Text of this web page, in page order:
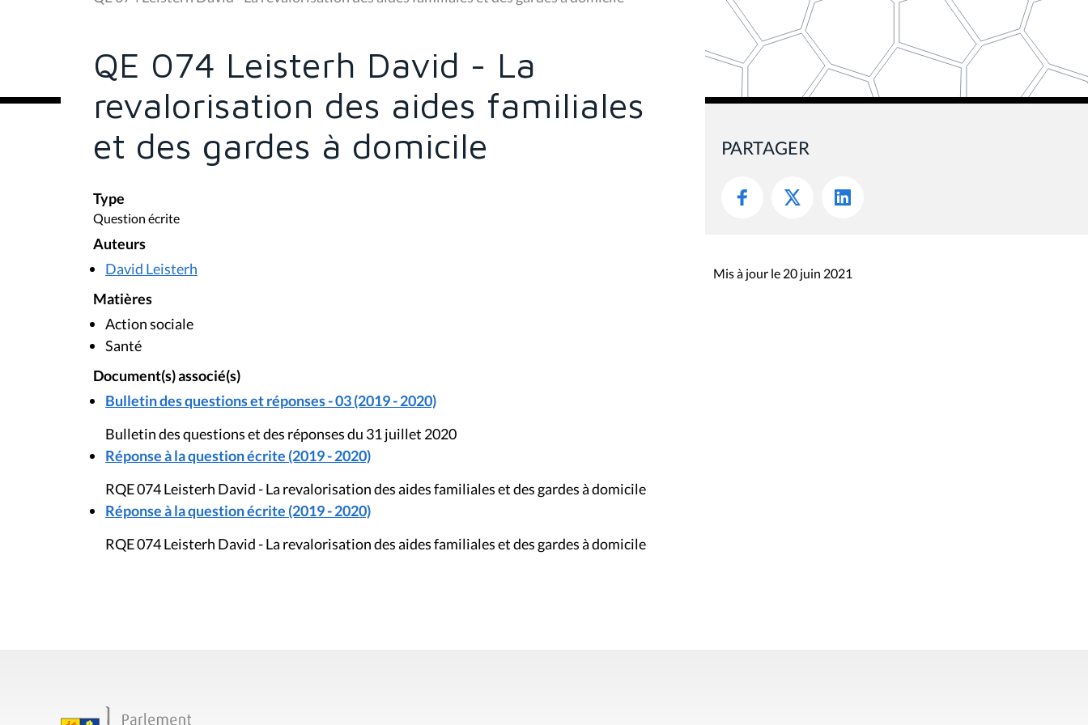
s
sQE 074 Leisterh David - La
revalorisation des aides familiales
et des gardes à domicile
Type
Question écrite
Auteurs
David Leisterh
Matières
Action sociale
Santé
Document(s) associé(s)
Bulletin des questions et réponses - 03 (2019 - 2020)
Bulletin des questions et des réponses du 31 juillet 2020
Réponse à la question écrite (2019 - 2020)
RQE 074 Leisterh David - La revalorisation des aides familiales et des gardes à domicile
Réponse à la question écrite (2019 - 2020)
RQE 074 Leisterh David - La revalorisation des aides familiales et des gardes à domicile
PARTAGER
Mis à jour le 20 juin 2021